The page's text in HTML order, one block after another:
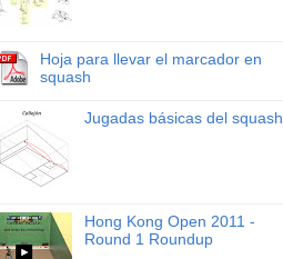
Hoja para llevar el marcador en
squash
Jugadas básicas del squash
Hong Kong Open 2011 -
Round 1 Roundup